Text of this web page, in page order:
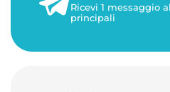
Ricevi 1 messaggio
principali